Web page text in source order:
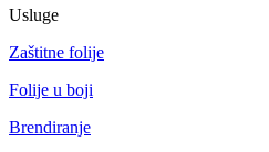
Usluge
Zaštitne folije
Folije u boji
Brendiranje